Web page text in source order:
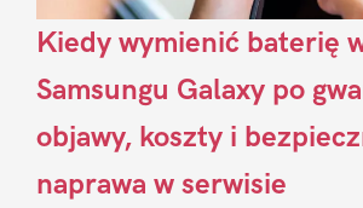
Kiedy wymienić baterię
Samsungu Galaxy po
objawy, koszty i
naprawa w serwisie